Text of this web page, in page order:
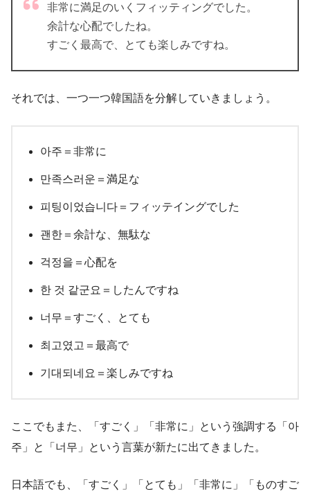
非常に満足のいくフィッティングでした。
余計な心配でしたね。
すごく最高で、とても楽しみですね。
それでは、一つ一つ韓国語を分解していきましょう。
아주＝非常に
만족스러운＝満足な
피팅이었습니다＝フィッテイングでした
괜한＝余計な、無駄な
걱정을＝心配を
한 것 같군요＝したんですね
너무＝すごく、とても
최고였고＝最高で
기대되네요＝楽しみですね
ここでもまた、「すごく」「非常に」という強調する「아
주」と「너무」という言葉が新たに出てきました。
日本語でも、「すごく」「とても」「非常に」「ものすご